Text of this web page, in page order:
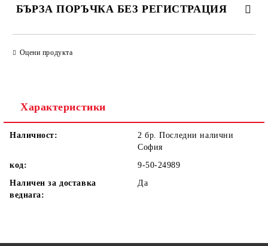
БЪРЗА ПОРЪЧКА БЕЗ РЕГИСТРАЦИЯ
Оцени продукта
Характеристики
Наличност:
2 бр. Последни налични
София
код:
9-50-24989
Наличен за доставка
веднага:
Да